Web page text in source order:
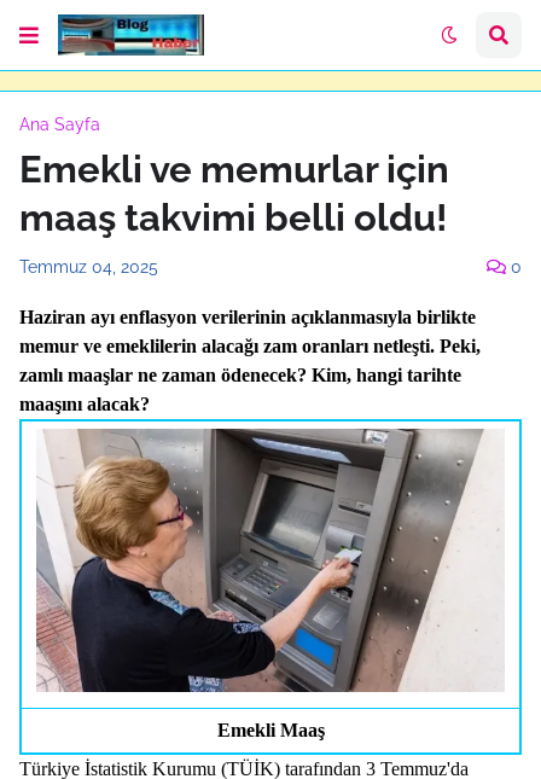
Ana Sayfa
Emekli ve memurlar için
maaş takvimi belli oldu!
Temmuz 04, 2025 0
Haziran ayı enflasyon verilerinin açıklanmasıyla birlikte
memur ve emeklilerin alacağı zam oranları netleşti. Peki,
zamlı maaşlar ne zaman ödenecek? Kim, hangi tarihte
maaşını alacak?
Emekli Maaş
Türkiye İstatistik Kurumu (TÜİK) tarafından 3 Temmuz'da